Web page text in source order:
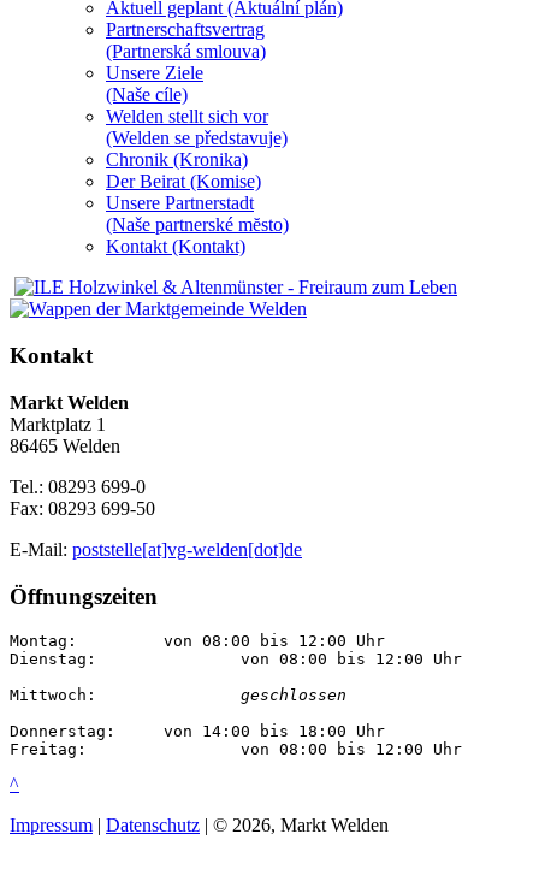
Aktuell geplant (Aktuální plán)
Partnerschaftsvertrag
(Partnerská smlouva)
Unsere Ziele
(Naše cíle)
Welden stellt sich vor
(Welden se představuje)
Chronik (Kronika)
Der Beirat (Komise)
Unsere Partnerstadt
(Naše partnerské mĕsto)
Kontakt (Kontakt)
Kontakt
Markt Welden
Marktplatz 1
86465 Welden
Tel.: 08293 699-0
Fax: 08293 699-50
E-Mail: poststelle[at]vg-welden[dot]de
Öffnungszeiten
Montag:		von 08:00 bis 12:00 Uhr
Dienstag:		von 08:00 bis 12:00 Uhr
geschlossen
Donnerstag:	von 14:00 bis 18:00 Uhr
Freitag:		von 08:00 bis 12:00 Uhr
^
Impressum | Datenschutz | © 2026, Markt Welden